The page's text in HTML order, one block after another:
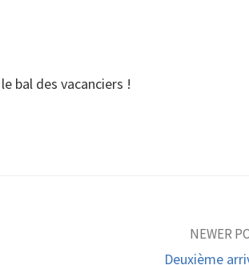
bal des vacanciers !
NEWER
Deuxième